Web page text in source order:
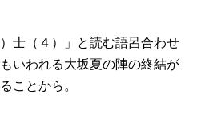
士（４）」と読む語呂合わせ
いわれる大坂夏の陣の終結が
ことから。